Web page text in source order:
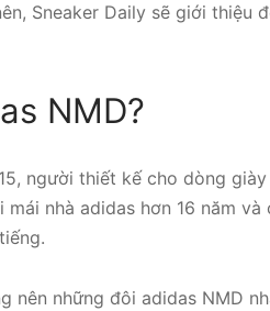
Sneaker Daily sẽ giới thiệu
NMD?
người thiết kế cho dòng
nhà adidas hơn 16 năm
nên những đôi adidas NMD